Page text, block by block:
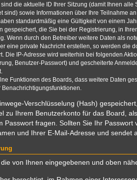
die aktuelle ID Ihrer Sitzung (damit Ihnen
sind) sowie Informationen über Ihre Teilnahme
standardmäßig eine Gültigkeit von einem
gespeichert, die Sie bei der Registrierung, in
Wenn durch den Betreiber weitere Daten als
eine private Nachricht erstellen, so werden die
Die IP-Adresse wird weiterhin bei folgenden
Benutzer-Passwort) und gescheiterte
Funktionen des Boards, dass weitere Daten
Verschlüsselung (Hash)
zu Ihrem Benutzerkonto für das Board,
Passwort fragen. Sollten Sie Ihr
und Ihrer E-Mail-Adresse und
von Ihnen eingegebenen und oben